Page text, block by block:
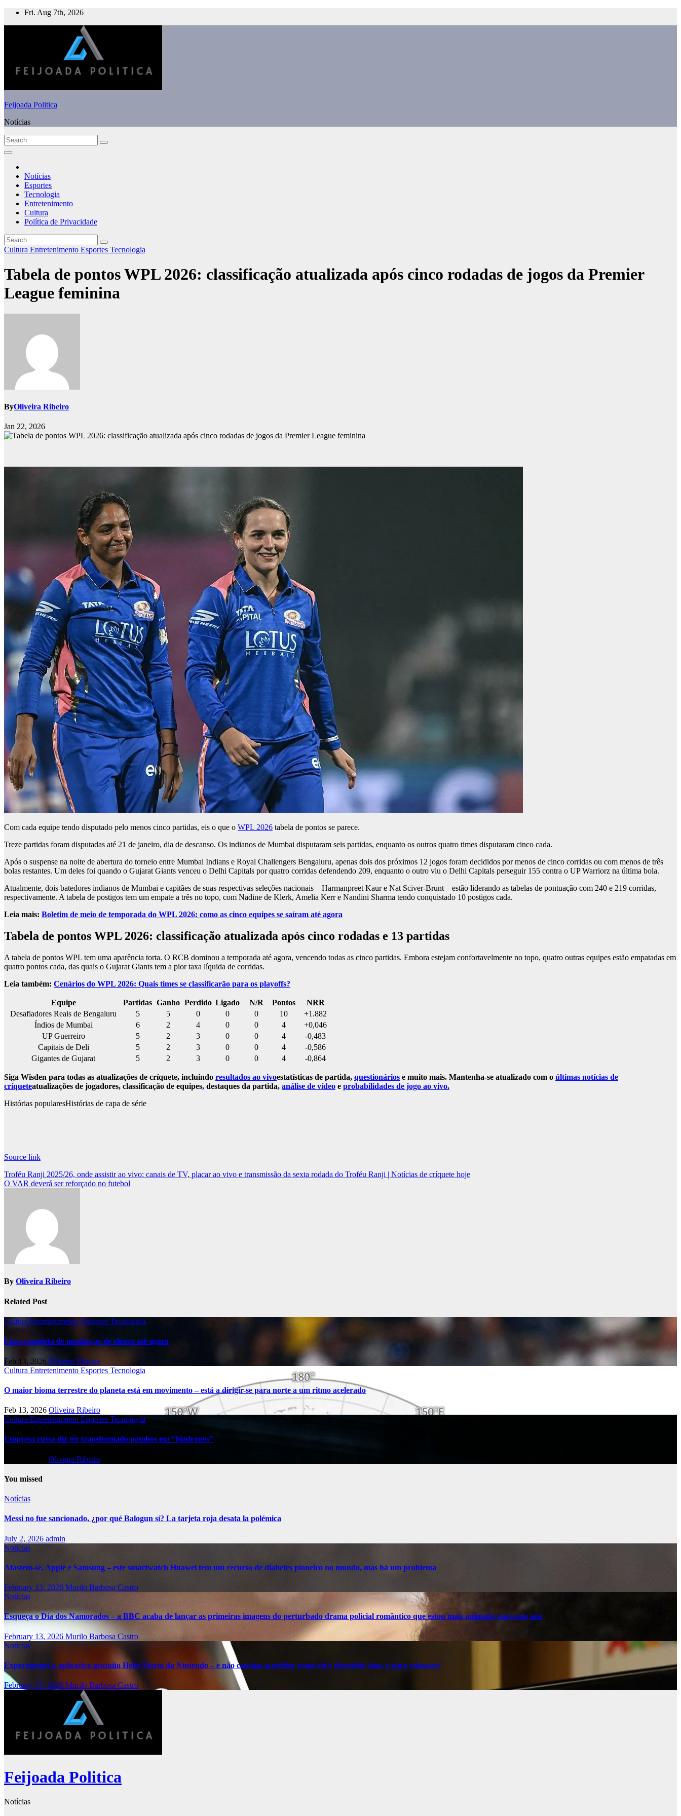
Skip
Fri. Aug 7th, 2026
Feijoada Politica
Notícias
Notícias
Esportes
Tecnologia
Entretenimento
Cultura
Política de Privacidade
Cultura Entretenimento Esportes Tecnologia
Tabela de pontos WPL 2026: classificação atualizada após cinco rodadas de jogos da Premier
League feminina
ByOliveira Ribeiro
Jan 22, 2026
Com cada equipe tendo disputado pelo menos cinco partidas, eis o que o WPL 2026 tabela de pontos se parece.
Treze partidas foram disputadas até 21 de janeiro, dia de descanso. Os indianos de Mumbai disputaram seis partidas, enquanto os outros quatro times disputaram cinco cada.
Após o suspense na noite de abertura do torneio entre Mumbai Indians e Royal Challengers Bengaluru, apenas dois dos próximos 12 jogos foram decididos por menos de cinco corridas ou com menos de três
bolas restantes. Um deles foi quando o Gujarat Giants venceu o Delhi Capitals por quatro corridas defendendo 209, enquanto o outro viu o Delhi Capitals perseguir 155 contra o UP Warriorz na última bola.
Atualmente, dois batedores indianos de Mumbai e capitães de suas respectivas seleções nacionais – Harmanpreet Kaur e Nat Sciver-Brunt – estão liderando as tabelas de pontuação com 240 e 219 corridas,
respectivamente. A tabela de postigos tem um empate a três no topo, com Nadine de Klerk, Amelia Kerr e Nandini Sharma tendo conquistado 10 postigos cada.
Leia mais: Boletim de meio de temporada do WPL 2026: como as cinco equipes se saíram até agora
Tabela de pontos WPL 2026: classificação atualizada após cinco rodadas e 13 partidas
A tabela de pontos WPL tem uma aparência torta. O RCB dominou a temporada até agora, vencendo todas as cinco partidas. Embora estejam confortavelmente no topo, quatro outras equipes estão empatadas em
quatro pontos cada, das quais o Gujarat Giants tem a pior taxa líquida de corridas.
Leia também: Cenários do WPL 2026: Quais times se classificarão para os playoffs?
Equipe Partidas Ganho Perdido Ligado N/R Pontos
NRR
Desafiadores Reais de Bengaluru
5 5 0 0 0 10
+1.882
Índios de Mumbai
6 2 4 0 0 4
+0,046
UP Guerreiro
5 2 3 0 0 4
-0,483
Capitais de Deli
5 2 3 0 0 4
-0,586
Gigantes de Gujarat
5 2 3 0 0 4 -0,864
Siga Wisden para todas as atualizações de críquete, incluindo resultados ao vivoestatísticas de partida, questionários e muito mais. Mantenha-se atualizado com o últimas notícias de
críqueteatualizações de jogadores, classificação de equipes, destaques da partida, análise de vídeo e probabilidades de jogo ao vivo.
Histórias popularesHistórias de capa de série
Source link
Post
navigation
Troféu Ranji 2025/26, onde assistir ao vivo: canais de TV, placar ao vivo e transmissão da sexta rodada do Troféu Ranji | Notícias de críquete hoje
O VAR deverá ser reforçado no futebol
By Oliveira Ribeiro
Related Post
Cultura Entretenimento Esportes Tecnologia
Lista completa de mudanças de elenco até agora
Feb 13, 2026 Oliveira Ribeiro
Cultura Entretenimento Esportes Tecnologia
O maior bioma terrestre do planeta está em movimento – está a dirigir-se para norte a um ritmo acelerado
Feb 13, 2026 Oliveira Ribeiro
Cultura Entretenimento Esportes Tecnologia
Empresa russa diz ter transformado pombos em “biodrones”
Oliveira Ribeiro
You missed
Notícias
Messi no fue sancionado, ¿por qué Balogun sí? La tarjeta roja desata la polémica
July 2, 2026 admin
Notícias
Afastem-se, Apple e Samsung – este smartwatch Huawei tem um recurso de diabetes pioneiro no mundo, mas há um problema
February 13, 2026 Murilo Barbosa Castro
Notícias
Esqueça o Dia dos Namorados – a BBC acaba de lançar as primeiras imagens do perturbado drama policial romântico que estou mais animado para este ano
February 13, 2026 Murilo Barbosa Castro
Notícias
Experimentei o aplicativo gratuito Hello Mario da Nintendo – e não consigo acreditar como ele é divertido (sim, é para crianças)
February 13, 2026 Murilo Barbosa Castro
Feijoada Politica
Notícias